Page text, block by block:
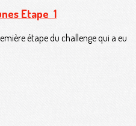
Etape 1
étape du challenge qui a eu